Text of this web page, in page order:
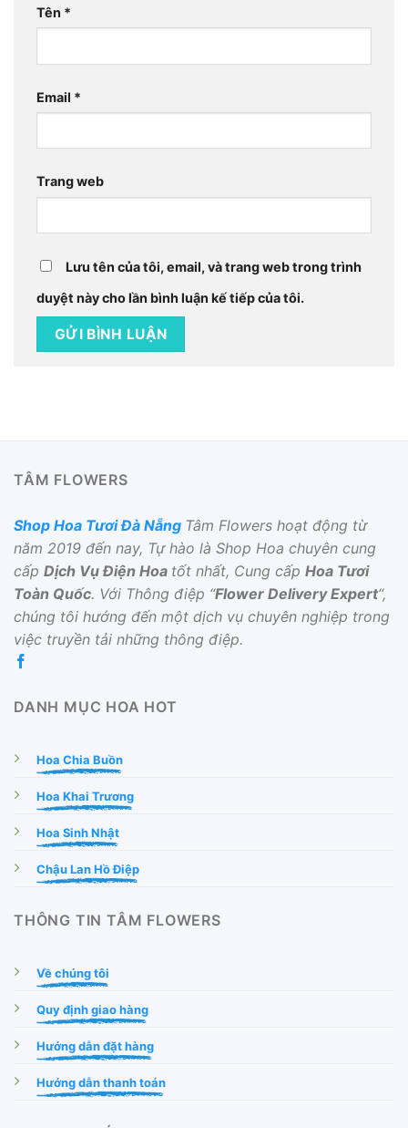
Tên *
Email *
Trang web
Lưu tên của tôi, email, và trang web trong trình
duyệt này cho lần bình luận kế tiếp của tôi.
TÂM FLOWERS
Shop Hoa Tươi Đà Nẵng Tâm Flowers hoạt động từ
năm 2019 đến nay, Tự hào là Shop Hoa chuyên cung
cấp Dịch Vụ Điện Hoa tốt nhất, Cung cấp Hoa Tươi
Toàn Quốc. Với Thông điệp “Flower Delivery Expert“,
chúng tôi hướng đến một dịch vụ chuyên nghiệp trong
việc truyền tải những thông điệp.
DANH MỤC HOA HOT
Hoa Chia Buồn
Hoa Khai Trương
Hoa Sinh Nhật
Chậu Lan Hồ Điệp
THÔNG TIN TÂM FLOWERS
Về chúng tôi
Quy định giao hàng
Hướng dẫn đặt hàng
Hướng dẫn thanh toán